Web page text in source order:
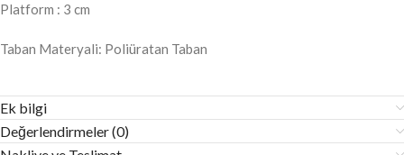
Platform : 3 cm
Taban Materyali: Poliüratan Taban
Ek bilgi
Değerlendirmeler (0)